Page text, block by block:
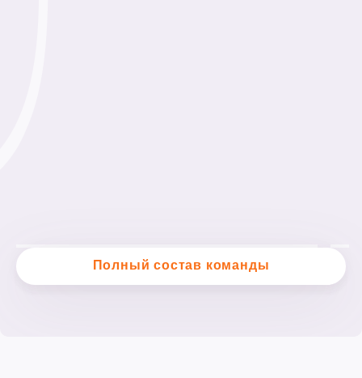
Полный состав команды